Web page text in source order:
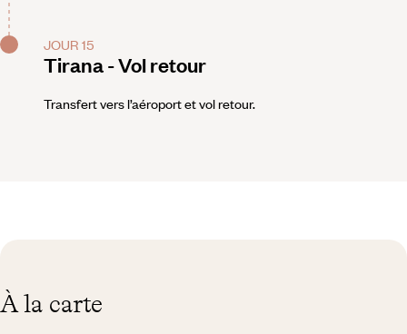
JOUR 15
Tirana - Vol retour
Transfert vers l’aéroport et vol retour.
À la carte